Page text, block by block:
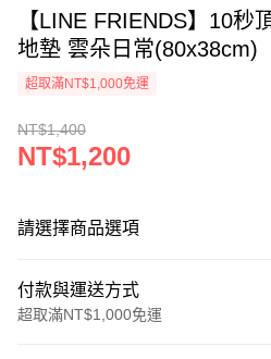
【LINE FRIENDS】10秒
地墊 雲朵日常(80x38cm)
超取滿NT$1,000免運
NT$1,400
NT$1,200
請選擇商品選項
付款與運送方式
超取滿NT$1,000免運